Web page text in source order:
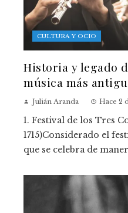
CULTURA Y OCIO
Historia y legado
música más
Julián Aranda Hace 2
1. Festival de los Tres
1715)Considerado el
que se celebra de